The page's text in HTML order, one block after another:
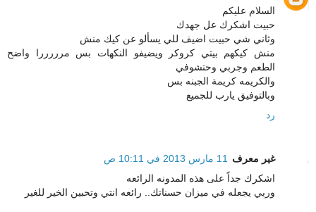
السلام عليكم
حبيت اشكرك عل جهدك
وثاني شي حبيت اضيف للي يسألو عن كيك منش
منش كيكهم بيتي كروكر ويضيفو النكهات بس مرررررا واضح
الطعم وجربي وحتشوفي
والكريمه كريمة الجبنه بس
وبالتوفيق يارب للجميع
رد
غير معرف
11 مارس 2013 في 10:11 ص
اشكرك جداً على هذه المدونه الرائعه
وربي يجعله في ميزان حسناتك.. رائعه انتي وتحبين الخير للغير